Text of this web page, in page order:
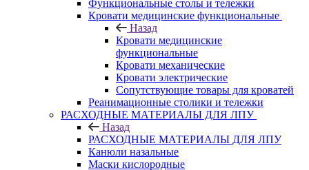
Функциональные столы и тележки
Кровати медицинские функциональные
Назад
Кровати медицинские
функциональные
Кровати механические
Кровати электрические
Сопутствующие товары для кроватей
Реанимационные столики и тележки
РАСХОДНЫЕ МАТЕРИАЛЫ ДЛЯ ЛПУ
Назад
РАСХОДНЫЕ МАТЕРИАЛЫ ДЛЯ ЛПУ
Канюли назальные
Маски кислородные